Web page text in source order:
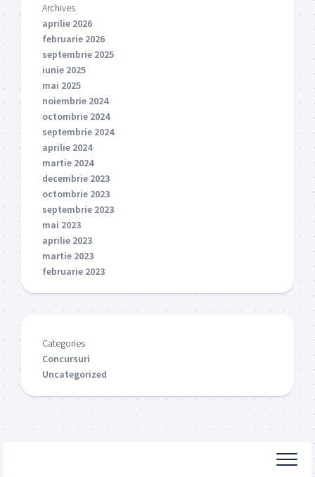
Archives
aprilie 2026
februarie 2026
septembrie 2025
iunie 2025
mai 2025
noiembrie 2024
octombrie 2024
septembrie 2024
aprilie 2024
martie 2024
decembrie 2023
octombrie 2023
septembrie 2023
mai 2023
aprilie 2023
martie 2023
februarie 2023
Categories
Concursuri
Uncategorized